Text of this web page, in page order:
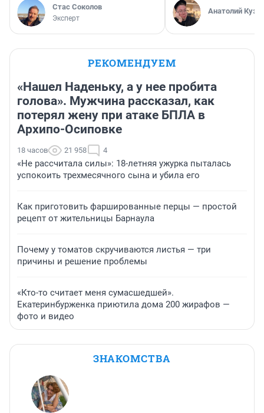
Стас Соколов
Эксперт
Анатолий
РЕКОМЕНДУЕМ
«Нашел Наденьку, а у нее пробита
голова». Мужчина рассказал, как
потерял жену при атаке БПЛА в
Архипо-Осиповке
18 часов 21 958 4
«Не рассчитала силы»: 18-летняя ужурка пыталась
успокоить трехмесячного сына и убила его
Как приготовить фаршированные перцы — простой
рецепт от жительницы Барнаула
Почему у томатов скручиваются листья — три
причины и решение проблемы
«Кто-то считает меня сумасшедшей».
Екатеринбурженка приютила дома 200 жирафов —
фото и видео
ЗНАКОМСТВА